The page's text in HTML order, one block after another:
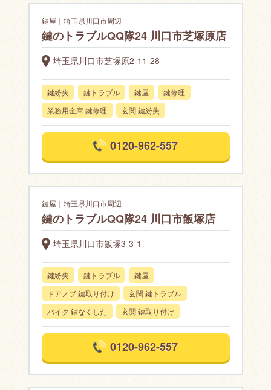
鍵屋｜埼玉県川口市周辺
鍵のトラブルQQ隊24 川口市芝塚原店
埼玉県川口市芝塚原2-11-28
鍵紛失 鍵トラブル 鍵屋
鍵修理
業務用金庫 鍵修理
玄関 鍵紛失
0120-962-557
鍵屋｜埼玉県川口市周辺
鍵のトラブルQQ隊24 川口市飯塚店
埼玉県川口市飯塚3-3-1
鍵紛失 鍵トラブル
鍵屋
ドアノブ 鍵取り付け
玄関 鍵トラブル
バイク 鍵なくした
玄関 鍵取り付け
0120-962-557